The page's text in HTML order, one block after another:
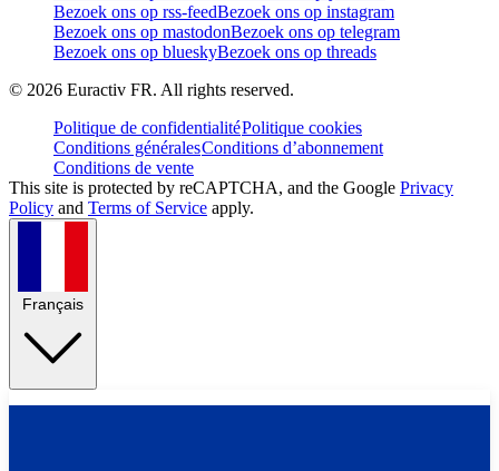
Bezoek ons op rss-feedBezoek ons op instagram
Bezoek ons op mastodonBezoek ons op telegram
Bezoek ons op blueskyBezoek ons op threads
© 2026 Euractiv FR. All rights reserved.
Politique de confidentialitéPolitique cookies
Conditions généralesConditions d’abonnement
Conditions de vente
This site is protected by reCAPTCHA, and the Google Privacy
Policy and Terms of Service apply.
Français